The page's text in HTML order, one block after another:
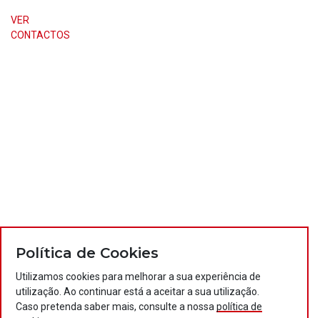
VER
CONTACTOS
Política de Cookies
Utilizamos cookies para melhorar a sua experiência de
utilização. Ao continuar está a aceitar a sua utilização.
Caso pretenda saber mais, consulte a nossa política de